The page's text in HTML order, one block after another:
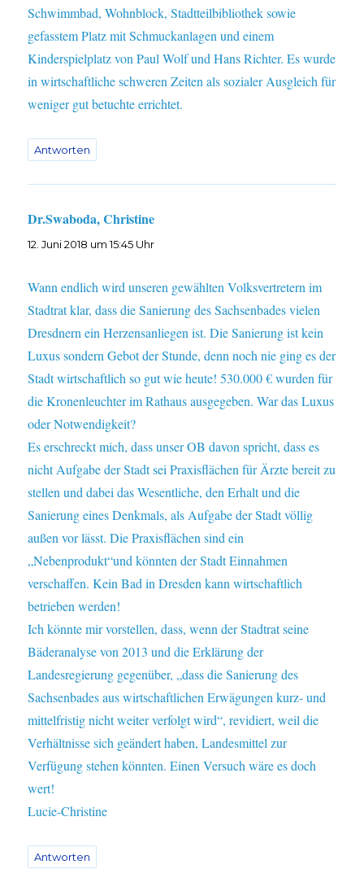
Schwimmbad, Wohnblock, Stadtteilbibliothek sowie
gefasstem Platz mit Schmuckanlagen und einem
Kinderspielplatz von Paul Wolf und Hans Richter. Es wurde
in wirtschaftliche schweren Zeiten als sozialer Ausgleich für
weniger gut betuchte errichtet.
Antworten
Dr.Swaboda, Christine
12. Juni 2018 um 15:45 Uhr
Wann endlich wird unseren gewählten Volksvertretern im
Stadtrat klar, dass die Sanierung des Sachsenbades vielen
Dresdnern ein Herzensanliegen ist. Die Sanierung ist kein
Luxus sondern Gebot der Stunde, denn noch nie ging es der
Stadt wirtschaftlich so gut wie heute! 530.000 € wurden für
die Kronenleuchter im Rathaus ausgegeben. War das Luxus
oder Notwendigkeit?
Es erschreckt mich, dass unser OB davon spricht, dass es
nicht Aufgabe der Stadt sei Praxisflächen für Ärzte bereit zu
stellen und dabei das Wesentliche, den Erhalt und die
Sanierung eines Denkmals, als Aufgabe der Stadt völlig
außen vor lässt. Die Praxisflächen sind ein
„Nebenprodukt“und könnten der Stadt Einnahmen
verschaffen. Kein Bad in Dresden kann wirtschaftlich
betrieben werden!
Ich könnte mir vorstellen, dass, wenn der Stadtrat seine
Bäderanalyse von 2013 und die Erklärung der
Landesregierung gegenüber, „dass die Sanierung des
Sachsenbades aus wirtschaftlichen Erwägungen kurz- und
mittelfristig nicht weiter verfolgt wird“, revidiert, weil die
Verhältnisse sich geändert haben, Landesmittel zur
Verfügung stehen könnten. Einen Versuch wäre es doch
wert!
Lucie-Christine
Antworten